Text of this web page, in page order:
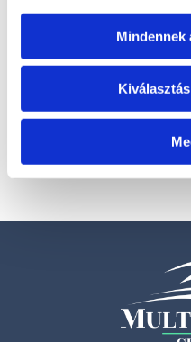
Mindennek
T200 RL